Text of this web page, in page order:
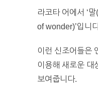
라코타 어에서 ‘
of wonder)’입니
이런 신조어들은
이용해 새로운 대
보여줍니다.